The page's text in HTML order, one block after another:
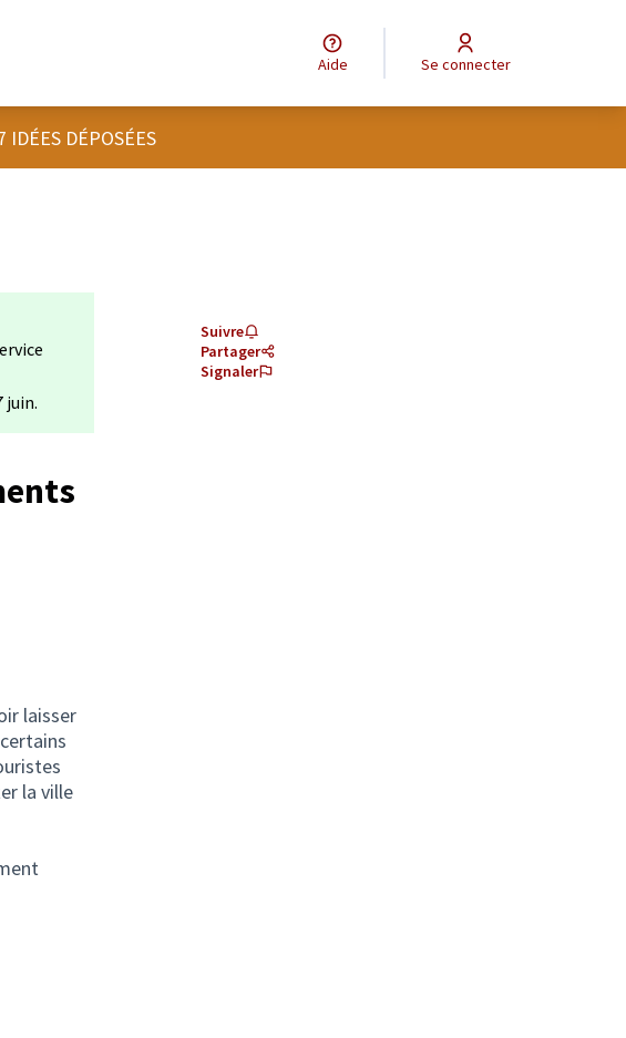
Aide Se connecter
IDÉES DÉPOSÉES
juin.
laisser
la ville
Suivre
Partager
Signaler